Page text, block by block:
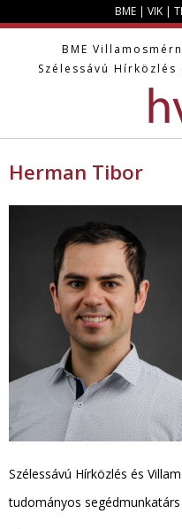
BME | VIK |
BME
Szélessávú
Herman Tibor
Szélessávú Hírközlés és
tudományos segédmunkatárs